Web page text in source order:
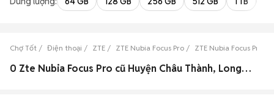
Chợ Tốt Điện thoại ZTE ZTE Nubia Focus Pro ZTE Nubia Focus Pro
0 Zte Nubia Focus Pro cũ Huyện Châu Thành, Long An đẹp